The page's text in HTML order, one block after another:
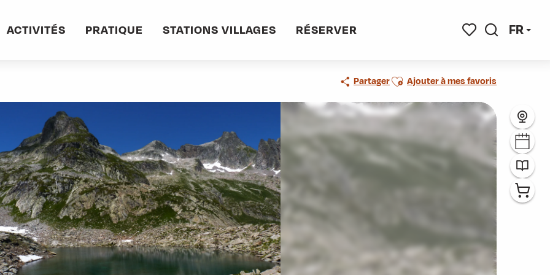
FR
ACTIVITÉS PRATIQUE STATIONS VILLAGES RÉSERVER
PartagerAjouter aux favoris
Ajouter à mes favoris